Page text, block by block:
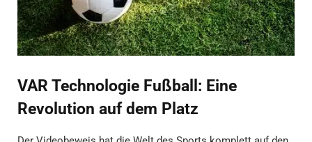
VAR Technologie Fußball: Eine
Revolution auf dem Platz